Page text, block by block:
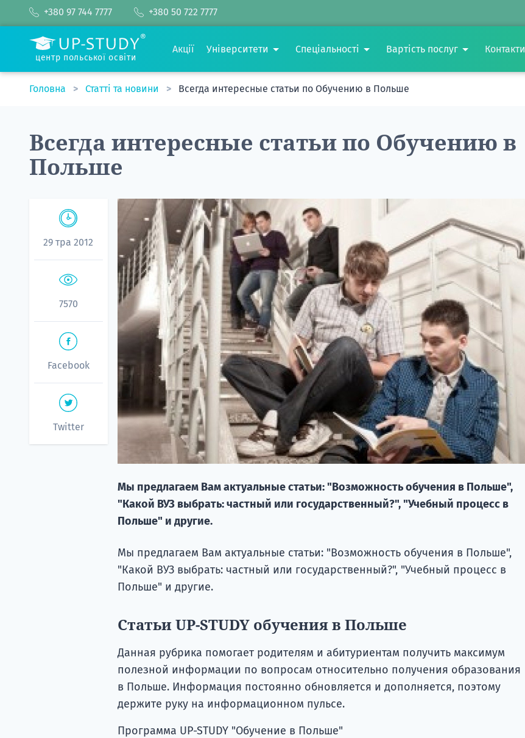
+380 97 744 7777 +380 50 722 7777
центр польської освіти
Акції Університети Спеціальності Вартість послуг Контакти
Головна Статті та новини Всегда интересные статьи по Обучению в Польше
Всегда интересные статьи по Обучению в
Польше
29 тра 2012
7570
Facebook
Twitter
Мы предлагаем Вам актуальные статьи: "Возможность обучения в Польше",
"Какой ВУЗ выбрать: частный или государственный?", "Учебный процесс в
Польше" и другие.
Мы предлагаем Вам актуальные статьи: "Возможность обучения в Польше",
"Какой ВУЗ выбрать: частный или государственный?", "Учебный процесс в
Польше" и другие.
Статьи UP-STUDY обучения в Польше
Данная рубрика помогает родителям и абитуриентам получить максимум
полезной информации по вопросам относительно получения образования
в Польше. Информация постоянно обновляется и дополняется, поэтому
держите руку на информационном пульсе.
Программа UP-STUDY "Обучение в Польше"